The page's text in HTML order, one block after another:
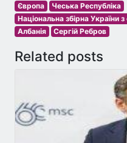
Європа
Чеська Республіка
Національна збірна України
Албанія
Сергій Ребров
Related posts